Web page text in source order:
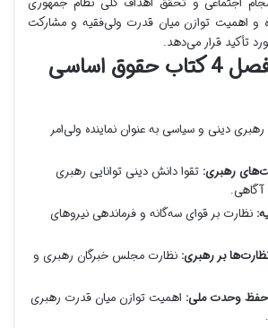
و اهمیت توازن میان قدرت ولی‌فقیه و مشارکت
تأکید قرار می‌دهد.
نکات کلیدی فصل 4 کتاب حقوق اساسی
رهبری دینی و سیاسی به عنوان نماینده ولی‌امر
رهبری: تقوا دانش دینی توانایی رهبری
نظارت بر قوای سه‌گانه و فرماندهی نیروهای
بر رهبری: نظارت مجلس خبرگان رهبری و
وحدت ملی: اهمیت توازن میان قدرت رهبری